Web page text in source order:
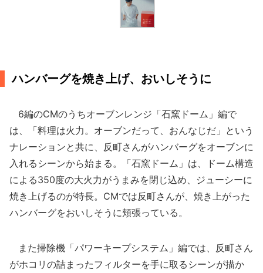
ハンバーグを焼き上げ、おいしそうに
6編のCMのうちオーブンレンジ「石窯ドーム」編で
は、「料理は火力。オーブンだって、おんなじだ」という
ナレーションと共に、反町さんがハンバーグをオーブンに
入れるシーンから始まる。「石窯ドーム」は、ドーム構造
による350度の大火力がうまみを閉じ込め、ジューシーに
焼き上げるのが特長。CMでは反町さんが、焼き上がった
ハンバーグをおいしそうに頬張っている。
また掃除機「パワーキープシステム」編では、反町さん
がホコリの詰まったフィルターを手に取るシーンが描か